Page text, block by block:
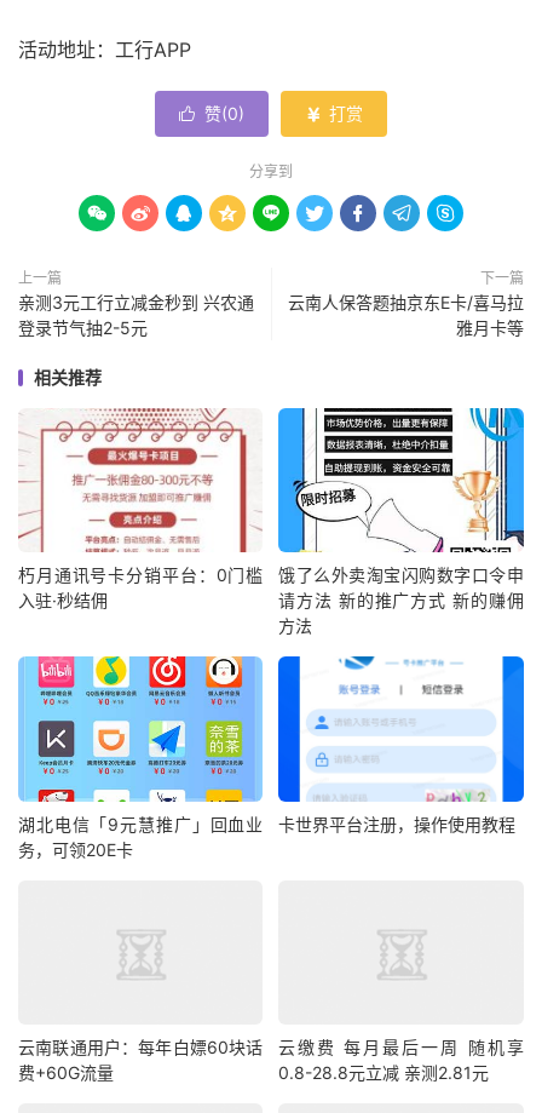
活动地址：工行APP
 赞(0)  打赏
分享到
        
上一篇
亲测3元工行立减金秒到 兴农通
登录节气抽2-5元
下一篇
云南人保答题抽京东E卡/喜马拉
雅月卡等
相关推荐
朽月通讯号卡分销平台：0门槛
入驻·秒结佣
饿了么外卖淘宝闪购数字口令申
请方法 新的推广方式 新的赚佣
方法
湖北电信「9元慧推广」回血业
务，可领20E卡
卡世界平台注册，操作使用教程
云南联通用户：每年白嫖60块话
费+60G流量
云缴费 每月最后一周 随机享
0.8-28.8元立减 亲测2.81元